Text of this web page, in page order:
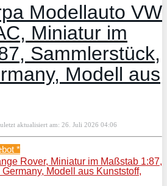
Modellauto VW
Miniatur im
Sammlerstück,
Modell aus
aktualisiert am: 26. Juli 2026 04:06
*